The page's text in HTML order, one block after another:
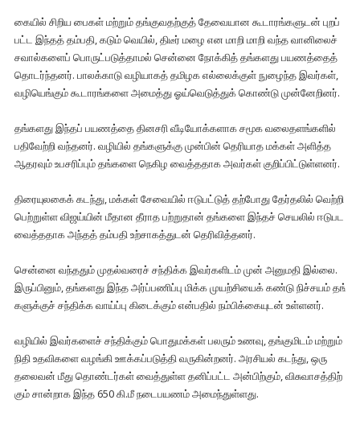
கையில் சிறிய பைகள் மற்​றும் தங்​கு​வதற்​குத் தேவை​யான கூடாரங்​களு​டன் புறப்​
பட்ட இந்​தத் தம்​ப​தி, கடும் வெயில், திடீர் மழை என மாறி மாறி வந்த வானிலைச்
சவால்​களைப் பொருட்​படுத்​தாமல் சென்னை நோக்​கித் தங்​களது பயணத்​தைத்
தொடர்ந்​தனர். பாலக்​காடு வழி​யாகத் தமிழக எல்​லைக்​குள் நுழைந்த இவர்​கள்,
வழியெங்​கும் கூடாரங்​களை அமைத்து ஓய்​வெடுத்​துக் கொண்டு முன்​னேறினர்.
தங்​களது இந்​தப் பயணத்தை தினசரி வீடியோக்​களாக சமூக வலை​தளங்​களில்
பதிவேற்றி வந்​தனர். வழி​யில் தங்​களுக்கு முன்​பின் தெரி​யாத மக்​கள் அளித்த
ஆதர​வும் உபசரிப்​பும் தங்​களை நெகிழ வைத்​த​தாக அவர்​கள் குறிப்​பிட்​டுள்​ளனர்.
திரை​யுல​கைக் கடந்​து, மக்​கள் சேவை​யில் ஈடு​பட்​டுத் தற்​போது தேர்​தலில் வெற்றி
பெற்​றுள்ள விஜய்​யின் மீதான தீராத பற்​று​தான் தங்​களை இந்​தச் செயலில் ஈடுபட
வைத்​த​தாக அந்​தத் தம்​பதி உற்​சாகத்​துடன் தெரி​வித்​தனர்.
சென்னை வந்​ததும் முதல்வரைச் சந்​திக்க இவர்​களிடம் முன் அனு​ம​தி இல்​லை.
இருப்​பினும், தங்​களது இந்த அர்ப்​பணிப்பு மிக்க முயற்​சி​யைக் கண்டு நிச்​ச​யம் தங்​
களுக்​குச் சந்​திக்க வாய்ப்பு கிடைக்​கும் என்​ப​தில் நம்​பிக்​கை​யுடன் உள்​ளனர்.
வழி​யில் இவர்​களைச் சந்​திக்​கும் பொது​மக்​கள் பலரும் உணவு, தங்​குமிடம் மற்​றும்
நிதி உதவி​களை வழங்கி ஊக்​கப்​படுத்தி வரு​கின்​றனர். அரசி​யல் கடந்​து, ஒரு
தலை​வன் மீது தொண்​டர்​கள் வைத்​துள்ள தனிப்​பட்ட அன்​பிற்​கும், விசு​வாசத்​திற்​
கும் சான்​றாக இந்​த 650 கி.மீ நடைபயணம்​ அமைந்​துள்​ளது.